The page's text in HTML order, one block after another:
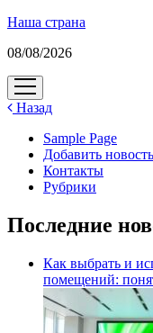
Наша страна
08/08/2026
открыть
меню
Назад
Sample Page
Добавить новость
Контакты
Рубрики
Последние
Как выбрать и
помещений: